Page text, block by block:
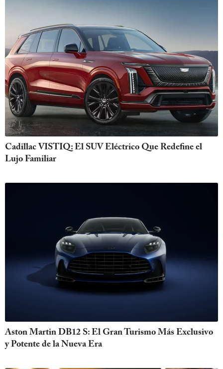
Cadillac VISTIQ: El SUV Eléctrico Que Redefine el
Lujo Familiar
Aston Martin DB12 S: El Gran Turismo Más Exclusivo
y Potente de la Nueva Era